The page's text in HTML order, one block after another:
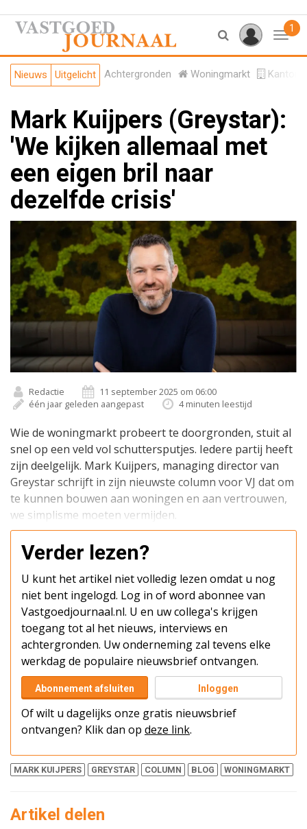
1
Nieuws Uitgelicht Achtergronden Woningmarkt
Mark Kuijpers (Greystar):
'We kijken allemaal met
een eigen bril naar
dezelfde crisis'
Redactie
11 september 2025 om 06:00
één jaar geleden aangepast
4 minuten leestijd
Wie de woningmarkt probeert te doorgronden, stuit al
snel op een veld vol schuttersputjes. Iedere partij heeft
zijn deelgelijk. Mark Kuijpers, managing director van
Greystar schrijft in zijn nieuwste column voor VJ dat om
te kunnen bouwen aan woningen en aan vertrouwen,
we simplisme moeten vermijden.
Verder lezen?
U kunt het artikel niet volledig lezen omdat u nog
niet bent ingelogd. Log in of word abonnee van
Vastgoedjournaal.nl. U en uw collega's krijgen
toegang tot al het nieuws, interviews en
achtergronden. Uw onderneming zal tevens elke
werkdag de populaire nieuwsbrief ontvangen.
Abonnement afsluiten Inloggen
Of wilt u dagelijks onze gratis nieuwsbrief
ontvangen? Klik dan op deze link.
MARK KUIJPERS GREYSTAR COLUMN BLOG WONINGMARKT
Artikel delen